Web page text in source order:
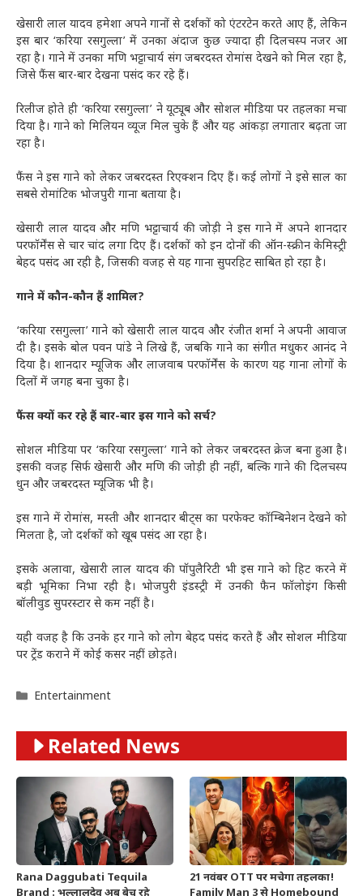
खेसारी लाल यादव हमेशा अपने गानों से दर्शकों को एंटरटेन करते आए हैं, लेकिन
इस बार ‘करिया रसगुल्ला’ में उनका अंदाज कुछ ज्यादा ही दिलचस्प नजर आ
रहा है। गाने में उनका मणि भट्टाचार्य संग जबरदस्त रोमांस देखने को मिल रहा है,
जिसे फैंस बार-बार देखना पसंद कर रहे हैं।
रिलीज होते ही ‘करिया रसगुल्ला’ ने यूट्यूब और सोशल मीडिया पर तहलका मचा
दिया है। गाने को मिलियन व्यूज मिल चुके हैं और यह आंकड़ा लगातार बढ़ता जा
रहा है।
फैंस ने इस गाने को लेकर जबरदस्त रिएक्शन दिए हैं। कई लोगों ने इसे साल का
सबसे रोमांटिक भोजपुरी गाना बताया है।
खेसारी लाल यादव और मणि भट्टाचार्य की जोड़ी ने इस गाने में अपने शानदार
परफॉर्मेंस से चार चांद लगा दिए हैं। दर्शकों को इन दोनों की ऑन-स्क्रीन केमिस्ट्री
बेहद पसंद आ रही है, जिसकी वजह से यह गाना सुपरहिट साबित हो रहा है।
गाने में कौन-कौन हैं शामिल?
‘करिया रसगुल्ला’ गाने को खेसारी लाल यादव और रंजीत शर्मा ने अपनी आवाज
दी है। इसके बोल पवन पांडे ने लिखे हैं, जबकि गाने का संगीत मधुकर आनंद ने
दिया है। शानदार म्यूजिक और लाजवाब परफॉर्मेंस के कारण यह गाना लोगों के
दिलों में जगह बना चुका है।
फैंस क्यों कर रहे हैं बार-बार इस गाने को सर्च?
सोशल मीडिया पर ‘करिया रसगुल्ला’ गाने को लेकर जबरदस्त क्रेज बना हुआ है।
इसकी वजह सिर्फ खेसारी और मणि की जोड़ी ही नहीं, बल्कि गाने की दिलचस्प
धुन और जबरदस्त म्यूजिक भी है।
इस गाने में रोमांस, मस्ती और शानदार बीट्स का परफेक्ट कॉम्बिनेशन देखने को
मिलता है, जो दर्शकों को खूब पसंद आ रहा है।
इसके अलावा, खेसारी लाल यादव की पॉपुलैरिटी भी इस गाने को हिट करने में
बड़ी भूमिका निभा रही है। भोजपुरी इंडस्ट्री में उनकी फैन फॉलोइंग किसी
बॉलीवुड सुपरस्टार से कम नहीं है।
यही वजह है कि उनके हर गाने को लोग बेहद पसंद करते हैं और सोशल मीडिया
पर ट्रेंड कराने में कोई कसर नहीं छोड़ते।
Categories
Entertainment
Related News
Rana Daggubati Tequila
21 नवंबर OTT पर मचेगा तहलका!